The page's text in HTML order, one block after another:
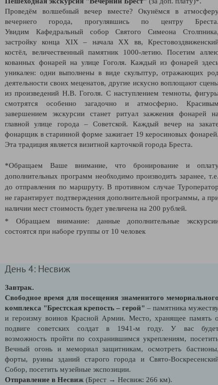
Проведём волшебный вечер вместе? Окунёмся в
вечернего города, прогулявшись по центру
Увидим Кафедральный собор Святого Симеона
застройку конца XIX – начала XX вв,
костёл, величественный памятник 1000-летию. Посетим
кованных фонарей на улице Гоголя. Каждый из фонарей
уникален: одни выполнены в виде скульптур, отражающих
деятельности своих меценатов, другие искусно воплощают
из произведений Н.В. Гоголя. С наступлением темноты,
смотрятся особенно загадочно и атмосферно.
завершением экскурсии станет ритуал зажжения фонарей
главной улице города – Советской. Каждый вечер на
фонарщик в старинной форме зажигает 19 керосиновых
Эта традиция является визитной карточкой города Бреста.
*Обращаем Ваше внимание, что бронирование и
дополнительных программ необходимо производить заранее,
до отправления по маршруту. В противном случае
не гарантирует подтверждения дополнительной программы, а
наличии мест стоимость будет увеличена на 200 рублей.
* Обращаем внимание: данные дополнительные
состоятся при наборе группы от 10 человек
День 4: Несвиж
Завтрак.
Свободное время для посещения знаменитого
комплекса "Брестская крепость – герой" – памятника
и героизму воинов Красной Армии. Место, хранящее память
подвиге советских солдат в 1941-м году. У вас
возможность пройти по сохранившимся укреплениям,
Вечный огонь и мемориал защитникам, осмотреть
форты, руины зданий старого города и Свято-
Собор, посетить музейные экспозиции.
Отправление в Несвиж (Брест → Несвиж: 266 км).